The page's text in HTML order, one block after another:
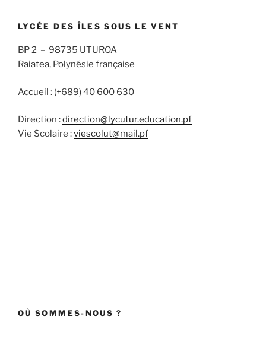
LYCÉE DES ÎLES SOUS LE VENT
BP 2 – 98735 UTUROA
Raiatea, Polynésie française
Accueil : (+689) 40 600 630
Direction :direction@lycutur.education.pf
Vie Scolaire :viescolut@mail.pf
OÙ SOMMES-NOUS ?